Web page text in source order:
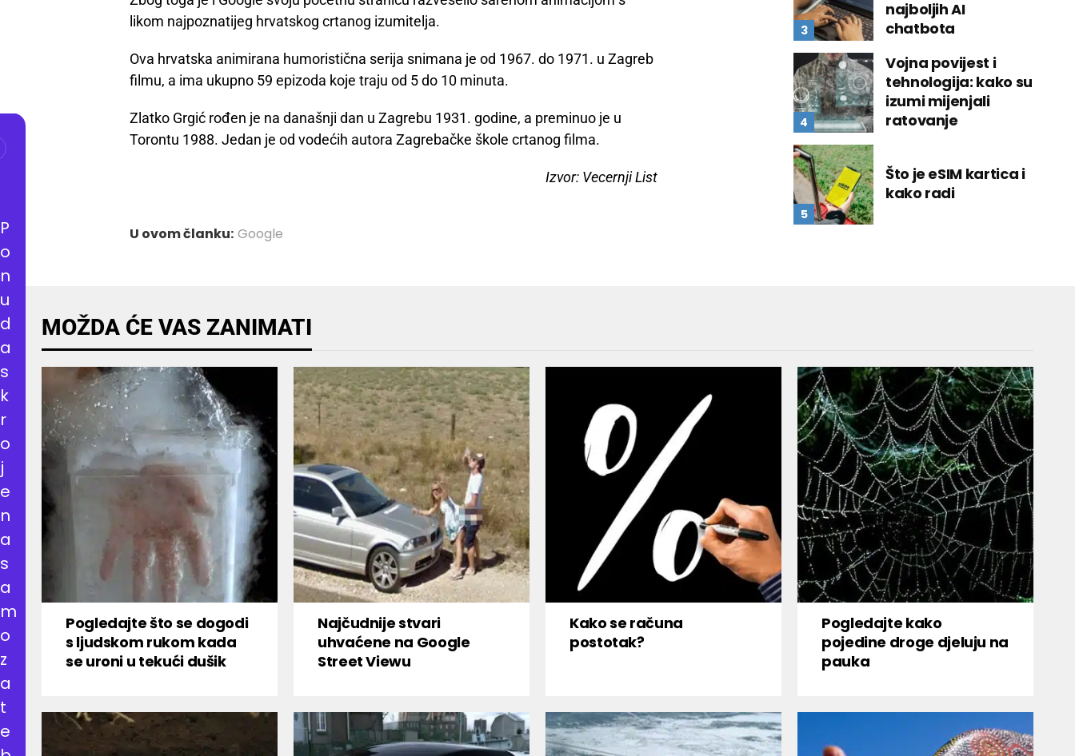
likom najpoznatijeg hrvatskog crtanog izumitelja.
Ova hrvatska animirana humoristična serija snimana je od 1967. do 1971. u Zagreb
filmu, a ima ukupno 59 epizoda koje traju od 5 do 10 minuta.
Zlatko Grgić rođen je na današnji dan u Zagrebu 1931. godine, a preminuo je u
Torontu 1988. Jedan je od vodećih autora Zagrebačke škole crtanog filma.
Izvor: Vecernji List
U ovom članku: Google
najboljih AI
chatbota
Vojna povijest i
tehnologija: kako su
izumi mijenjali
ratovanje
Što je eSIM kartica i
kako radi
MOŽDA ĆE VAS ZANIMATI
Pogledajte što se dogodi
s ljudskom rukom kada
se uroni u tekući dušik
Najčudnije stvari
uhvaćene na Google
Street Viewu
Kako se računa
postotak?
Pogledajte kako
pojedine droge djeluju na
pauka
P
o
n
u
d
a
s
k
r
o
j
e
n
a
s
a
m
o
z
a
t
e